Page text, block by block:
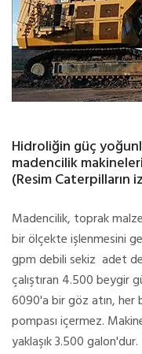
Hidroliğin güç
madencilik
(Resim Caterpilların
Madencilik, toprak
bir ölçekte işlenmesini
gpm debili sekiz adet
çalıştıran 4.500 beygir
6090'a bir göz atın, her
pompası içermez.
yaklaşık 3.500 galon'dur.